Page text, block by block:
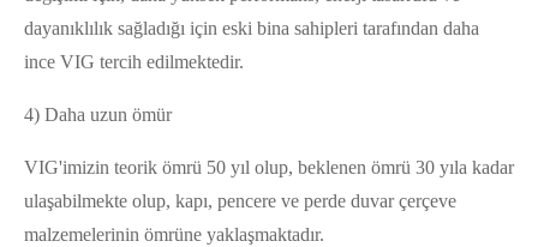
dayanıklılık sağladığı için eski bina sahipleri tarafından daha
ince VIG tercih edilmektedir.
4) Daha uzun ömür
VIG'imizin teorik ömrü 50 yıl olup, beklenen ömrü 30 yıla kadar
ulaşabilmekte olup, kapı, pencere ve perde duvar çerçeve
malzemelerinin ömrüne yaklaşmaktadır.